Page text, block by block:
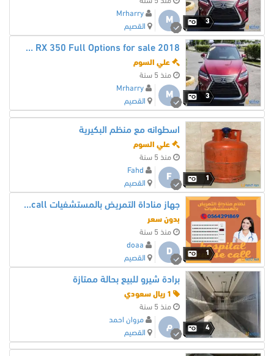
3
M
Mrharry
القصيم
3
2018 Lexus RX 350 Full Options for sale
علي السوم
منذ 5 سنة
M
Mrharry
القصيم
1
اسطوانه مع منظم البكيرية
علي السوم
منذ 5 سنة
F
Fahd
القصيم
1
جهاز مناداة التمريض بالمستشفيات wireless nurse call
بدون سعر
منذ 5 سنة
D
doaa
القصيم
4
برادة شيرو للبيع بحالة ممتازة
منذ 5 سنة
م
مروان احمد
القصيم